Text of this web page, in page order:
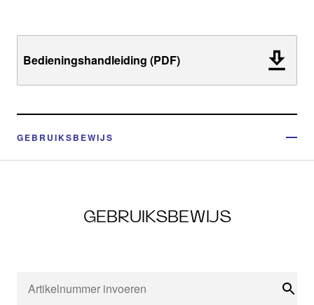
Bedieningshandleiding (PDF)
GEBRUIKSBEWIJS
GEBRUIKSBEWIJS